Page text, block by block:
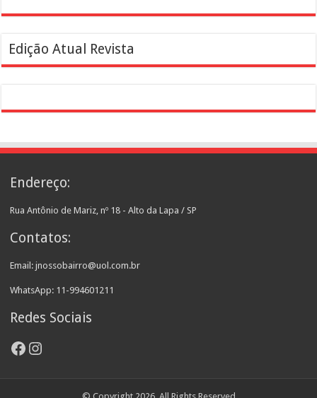
Edição Atual Revista
Endereço:
Rua Antônio de Mariz, nº 18 - Alto da Lapa / SP
Contatos:
Email: jnossobairro@uol.com.br
WhatsApp: 11-994601211
Redes Sociais
Facebook
Instagram